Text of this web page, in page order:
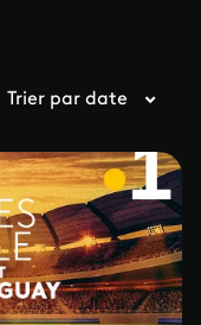
Trier par date